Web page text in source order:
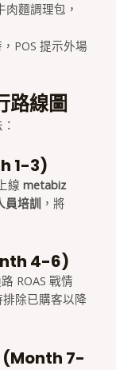
麵調理包，
POS 提示外場
路線圖
1-3)
線 metabiz
員培訓 ，將
4-6)
ROAS 戰情
除已購客以降
(Month 7-